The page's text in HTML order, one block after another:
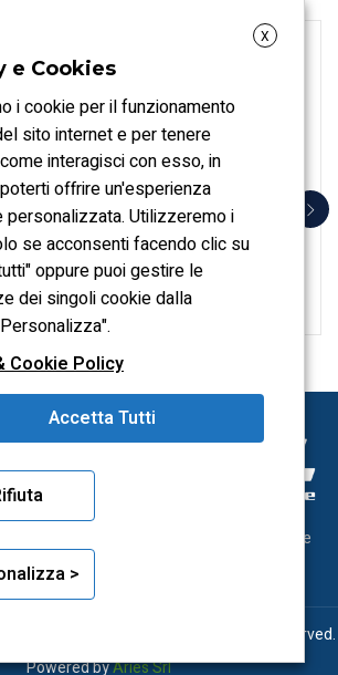
FERRAMENTA
CHIAVI A BRUGOLA
PIEGATE DA 19 A 30
meccanica, dal 2000 al servizio delle officine
meccaniche
P.Iva 09263330012 – All Rights Reserved.
Powered byAriesSrl
X
e Cookies
i cookie per il funzionamento
sito internet e per tenere
interagisci con esso, in
offrire un'esperienza
personalizzata. Utilizzeremo i
se acconsenti facendo clic su
oppure puoi gestire le
dei singoli cookie dalla
Cookie Policy
Accetta Tutti
>